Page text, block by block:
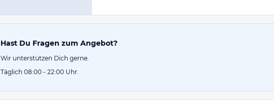
Hast Du Fragen zum Angebot?
Wir unterstützen Dich gerne.
Täglich 08:00 - 22:00 Uhr.